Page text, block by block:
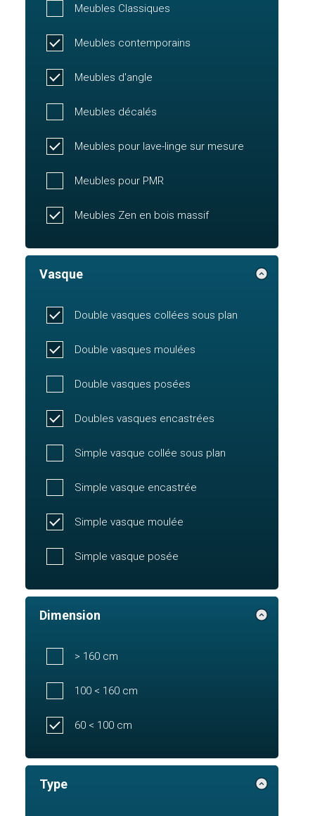
Meubles Classiques
Meubles contemporains
Meubles d'angle
Meubles décalés
Meubles pour lave-linge sur mesure
Meubles pour PMR
Meubles Zen en bois massif
Vasque
Double vasques collées sous plan
Double vasques moulées
Double vasques posées
Doubles vasques encastrées
Simple vasque collée sous plan
Simple vasque encastrée
Simple vasque moulée
Simple vasque posée
Dimension
> 160 cm
100 < 160 cm
60 < 100 cm
Type